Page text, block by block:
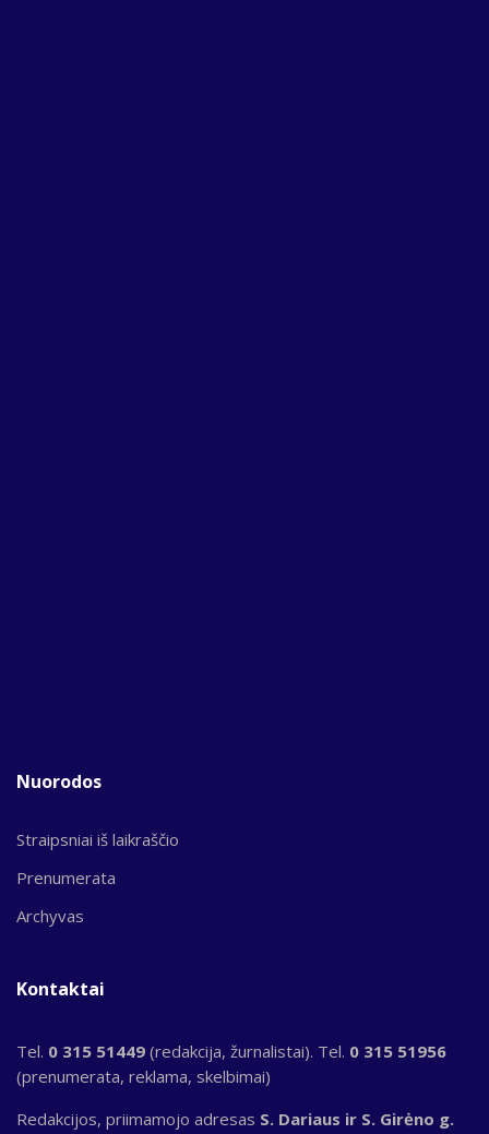
Nuorodos
Straipsniai iš laikraščio
Prenumerata
Archyvas
Kontaktai
Tel. 0 315 51449 (redakcija, žurnalistai). Tel. 0 315 51956
(prenumerata, reklama, skelbimai)
Redakcijos, priimamojo adresas S. Dariaus ir S. Girėno g.